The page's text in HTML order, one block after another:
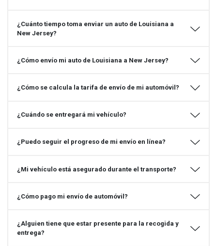
¿Cuánto tiempo toma enviar un auto de Louisiana a
New Jersey?
¿Cómo envío mi auto de Louisiana a New Jersey?
¿Cómo se calcula la tarifa de envío de mi automóvil?
¿Cuándo se entregará mi vehículo?
¿Puedo seguir el progreso de mi envío en línea?
¿Mi vehículo está asegurado durante el transporte?
¿Cómo pago mi envío de automóvil?
¿Alguien tiene que estar presente para la recogida y
entrega?